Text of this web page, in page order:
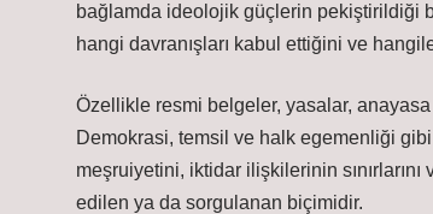
bağlamda ideolojik güçlerin pekiştirildiği
hangi davranışları kabul ettiğini ve
Özellikle resmi belgeler, yasalar,
Demokrasi, temsil ve halk egemenliği
meşruiyetini, iktidar ilişkilerinin sınırlarını
edilen ya da sorgulanan biçimidir.